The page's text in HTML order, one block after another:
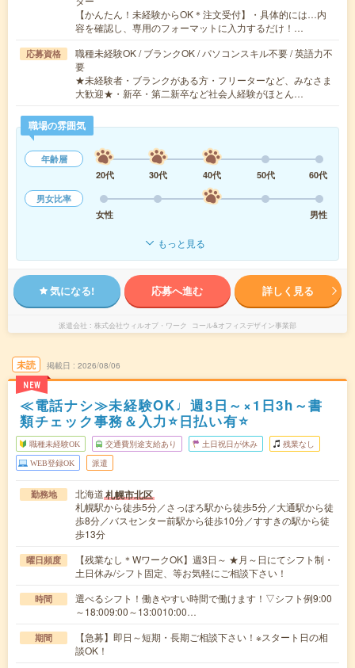
【かんたん！未経験からOK＊注文受付】・具体的には…内
容を確認し、専用のフォーマットに入力するだけ！…
応募資格
職種未経験OK / ブランクOK / パソコンスキル不要 / 英語力不
要
★未経験者・ブランクがある方・フリーターなど、みなさま
大歓迎★・新卒・第二新卒など社会人経験がほとん…
職場の雰囲気
年齢層
20代
30代 40代 50代
60代
男女比率
女性
男性
もっと見る
気になる! 応募へ進む 詳しく見る
派遣会社 株式会社ウィルオブ・ワーク コール&オフィスデザイン事業部
未読
NEW
掲載日 2026/08/06
≪電話ナシ≫未経験OK♩週3日～×1日3h～書
類チェック事務＆入力⭐日払い有⭐
職種未経験OK 交通費別途支給あり 土日祝日が休み 残業なし
WEB登録OK 派遣
勤務地 北海道札幌市北区
札幌駅から徒歩5分／さっぽろ駅から徒歩5分／大通駅から徒
歩8分／バスセンター前駅から徒歩10分／すすきの駅から徒
歩13分
曜日頻度
【残業なし＊WワークOK】週3日～ ★月～日にてシフト制・
土日休み/シフト固定、等お気軽にご相談下さい！
時間
選べるシフト！働きやすい時間で働けます！▽シフト例9:00
～18:009:00～13:0010:00…
期間
【急募】即日～短期・長期ご相談下さい！※スタート日の相
談OK！